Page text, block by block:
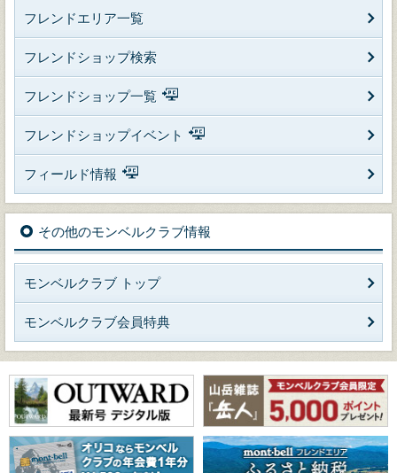
フレンドエリア一覧
フレンドショップ検索
フレンドショップ一覧
フレンドショップイベント
フィールド情報
その他のモンベルクラブ情報
モンベルクラブ トップ
モンベルクラブ会員特典